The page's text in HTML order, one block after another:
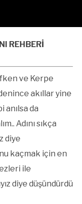
REHBERİ
ve Kerpe
akıllar yine
anılsa da
Adını sıkça
diye
kaçmak için en
ile
diye düşündürdü